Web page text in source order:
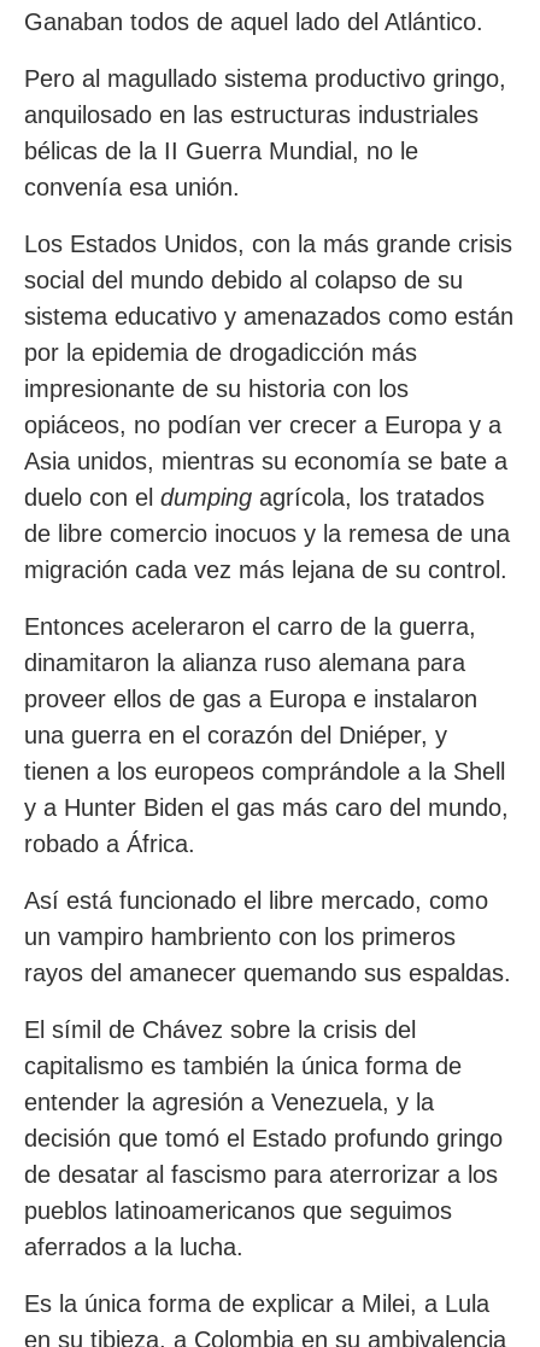
Ganaban todos de aquel lado del Atlántico.
Pero al magullado sistema productivo gringo,
anquilosado en las estructuras industriales
bélicas de la II Guerra Mundial, no le
convenía esa unión.
Los Estados Unidos, con la más grande crisis
social del mundo debido al colapso de su
sistema educativo y amenazados como están
por la epidemia de drogadicción más
impresionante de su historia con los
opiáceos, no podían ver crecer a Europa y a
Asia unidos, mientras su economía se bate a
duelo con el dumping agrícola, los tratados
de libre comercio inocuos y la remesa de una
migración cada vez más lejana de su control.
Entonces aceleraron el carro de la guerra,
dinamitaron la alianza ruso alemana para
proveer ellos de gas a Europa e instalaron
una guerra en el corazón del Dniéper, y
tienen a los europeos comprándole a la Shell
y a Hunter Biden el gas más caro del mundo,
robado a África.
Así está funcionado el libre mercado, como
un vampiro hambriento con los primeros
rayos del amanecer quemando sus espaldas.
El símil de Chávez sobre la crisis del
capitalismo es también la única forma de
entender la agresión a Venezuela, y la
decisión que tomó el Estado profundo gringo
de desatar al fascismo para aterrorizar a los
pueblos latinoamericanos que seguimos
aferrados a la lucha.
Es la única forma de explicar a Milei, a Lula
en su tibieza, a Colombia en su ambivalencia